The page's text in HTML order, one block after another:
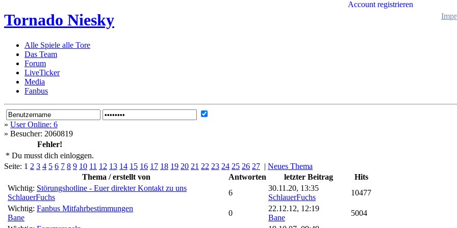
Tornado Niesky
Alle Spiele alle Tore
Das Team
Forum
LiveTicker
Media
Fanbus
Account registrieren
» User Online: 6
» Besucher: 2060819
Fehler!
* Du musst dich einloggen.
Seite: 1 2 3 4 5 6 7 8 9 10 11 12 13 14 15 16 17 18 19 20 21 22 23 24 25 26 27 | Neues Thema
Thema / erstellt von
Antworten letzter Beitrag
Hits
Wichtig: Störungshotline - Euer direkter Kontakt zu uns
SchlauerFuchs
6
30.11.20, 13:35
SchlauerFuchs
10477
Wichtig: Fanbus Mitfahrbestimmungen
Bane
0
22.12.12, 12:19
Bane
5004